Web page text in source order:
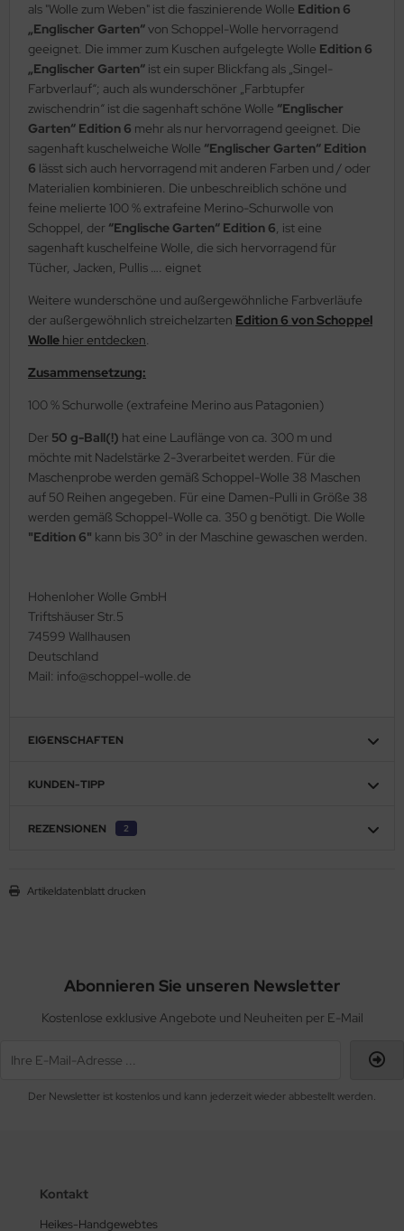
als "Wolle zum Weben" ist die faszinierende Wolle Edition 6
„Englischer Garten“von Schoppel-Wolle hervorragend
geeignet. Die immer zum Kuschen aufgelegte Wolle Edition 6
„Englischer Garten“ ist ein super Blickfang als „Singel-
Farbverlauf“; auch als wunderschöner „Farbtupfer
zwischendrin“ ist die sagenhaft schöne Wolle “Englischer
Garten“ Edition 6 mehr als nur hervorragend geeignet. Die
sagenhaft kuschelweiche Wolle “Englischer Garten“ Edition
6 lässt sich auch hervorragend mit anderen Farben und / oder
Materialien kombinieren. Die unbeschreiblich schöne und
feine melierte 100 % extrafeine Merino-Schurwolle von
Schoppel, der “Englische Garten“ Edition 6, ist eine
sagenhaft kuschelfeine Wolle, die sich hervorragend für
Tücher, Jacken, Pullis …. eignet
Weitere wunderschöne und außergewöhnliche Farbverläufe
der außergewöhnlich streichelzarten Edition 6 von Schoppel
Wolle hier entdecken.
Zusammensetzung:
100 % Schurwolle (extrafeine Merino aus Patagonien)
Der 50 g-Ball(!) hat eine Lauflänge von ca. 300 m und
möchte mit Nadelstärke 2-3verarbeitet werden. Für die
Maschenprobe werden gemäß Schoppel-Wolle 38 Maschen
auf 50 Reihen angegeben. Für eine Damen-Pulli in Größe 38
werden gemäß Schoppel-Wolle ca. 350 g benötigt. Die Wolle
"Edition 6" kann bis 30° in der Maschine gewaschen werden.
Hohenloher Wolle GmbH
Triftshäuser Str.5
74599 Wallhausen
Deutschland
Mail: info@schoppel-wolle.de
EIGENSCHAFTEN
KUNDEN-TIPP
REZENSIONEN 2
Artikeldatenblatt drucken
Abonnieren Sie unseren Newsletter
Kostenlose exklusive Angebote und Neuheiten per E-Mail
Der Newsletter ist kostenlos und kann jederzeit wieder abbestellt werden.
Kontakt
Heikes-Handgewebtes